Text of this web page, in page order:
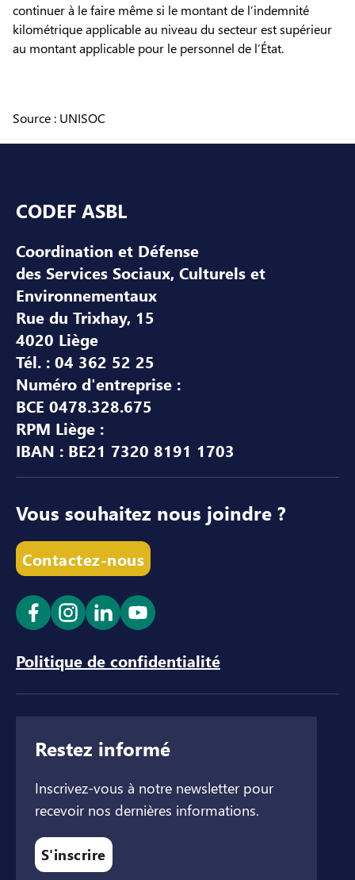
continuer à le faire même si le montant de l’indemnité
kilométrique applicable au niveau du secteur est supérieur
au montant applicable pour le personnel de l’État.
Source : UNISOC
CODEF ASBL
Coordination et Défense
des Services Sociaux, Culturels et
Environnementaux
Rue du Trixhay, 15
4020 Liège
Tél. : 04 362 52 25
Numéro d'entreprise :
BCE 0478.328.675
RPM Liège :
IBAN : BE21 7320 8191 1703
Vous souhaitez nous joindre ?
Contactez-nous
Ouvrir le lien dans un nouvel onglet
Ouvrir le lien dans un nouvel onglet
Ouvrir le lien dans un nouvel
Ouvrir le lien dans un
Politique de confidentialité
Restez informé
Inscrivez-vous à notre newsletter pour
recevoir nos dernières informations.
S'inscrire